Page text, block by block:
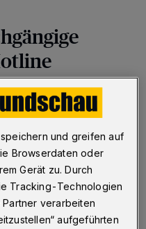
Ratsfraktion fordert
Gesundheitsamt im
am Tag an sieben
und in gleichem
im
gerade an den
und greifen auf
Browserdaten oder
Gerät zu. Durch
Tracking-Technologien
verarbeiten
aufgeführten